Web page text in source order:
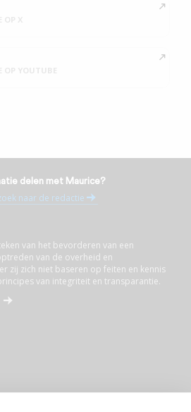
delen met Maurice?
naar de redactie
van het bevorderen van een
van de overheid en
zij zich niet baseren op feiten en kennis
van integriteit en transparantie.